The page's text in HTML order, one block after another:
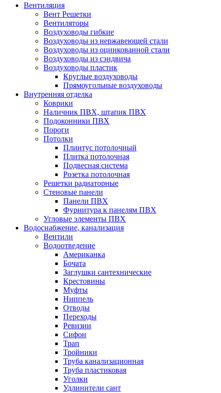
Вентиляция
Вент Решетки
Вентиляторы
Воздуховоды гибкие
Воздуховоды из нержавеющей стали
Воздуховоды из оцинкованной стали
Воздуховоды из сэндвича
Воздуховоды пластик
Круглые воздуховоды
Прямоугольные воздуховоды
Внутренняя отделка
Коврики
Наличник ПВХ, штапик ПВХ
Подоконники ПВХ
Пороги
Потолки
Плинтус потолочный
Плитка потолочная
Подвесная система
Розетка потолочная
Решетки радиаторные
Стеновые панели
Панели ПВХ
Фурнитура к панелям ПВХ
Угловые элементы ПВХ
Водоснабжение, канализация
Вентили
Водоотведение
Американка
Бочата
Заглушки сантехнические
Крестовины
Муфты
Ниппель
Отводы
Переходы
Ревизии
Сифон
Трап
Тройники
Труба канализационная
Труба пластиковая
Уголки
Удлинители сант